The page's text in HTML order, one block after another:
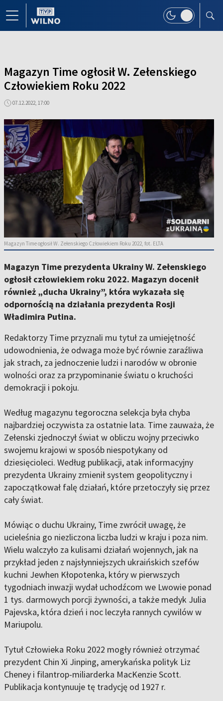
Magazyn Time ogłosił W. Zełenskiego
Człowiekiem Roku 2022
07.12.2022, 17:00
Magazyn Time ogłosił W. Zełenskiego Człowiekiem Roku 2022, fot. ELTA
Magazyn Time prezydenta Ukrainy W. Zełenskiego
ogłosił człowiekiem roku 2022. Magazyn docenił
również „ducha Ukrainy”, która wykazała się
odpornością na działania prezydenta Rosji
Władimira Putina.
Redaktorzy Time przyznali mu tytuł za umiejętność
udowodnienia, że odwaga może być równie zaraźliwa
jak strach, za jednoczenie ludzi i narodów w obronie
wolności oraz za przypominanie światu o kruchości
demokracji i pokoju.
Według magazynu tegoroczna selekcja była chyba
najbardziej oczywista za ostatnie lata. Time zauważa, że
Zełenski zjednoczył świat w obliczu wojny przeciwko
swojemu krajowi w sposób niespotykany od
dziesięcioleci. Według publikacji, atak informacyjny
prezydenta Ukrainy zmienił system geopolityczny i
zapoczątkował falę działań, które przetoczyły się przez
cały świat.
Mówiąc o duchu Ukrainy, Time zwrócił uwagę, że
ucieleśnia go niezliczona liczba ludzi w kraju i poza nim.
Wielu walczyło za kulisami działań wojennych, jak na
przykład jeden z najsłynniejszych ukraińskich szefów
kuchni Jewhen Kłopotenka, który w pierwszych
tygodniach inwazji wydał uchodźcom we Lwowie ponad
1 tys. darmowych porcji żywności, a także medyk Julia
Pajevska, która dzień i noc leczyła rannych cywilów w
Mariupolu.
Tytuł Człowieka Roku 2022 mogły również otrzymać
prezydent Chin Xi Jinping, amerykańska polityk Liz
Cheney i filantrop-miliarderka MacKenzie Scott.
Publikacja kontynuuje tę tradycję od 1927 r.